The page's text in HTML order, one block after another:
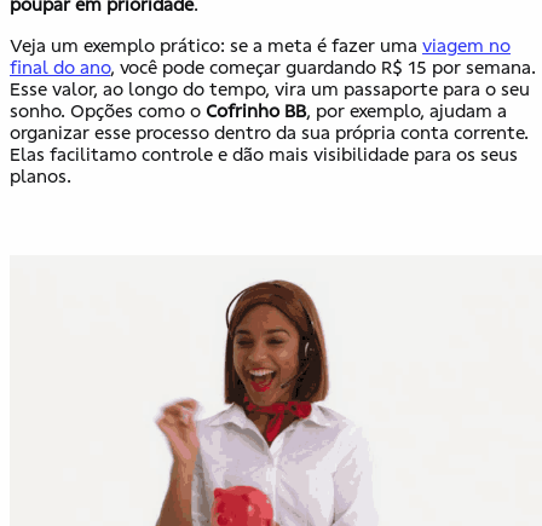
poupar em prioridade.
Veja um exemplo prático: se a meta é fazer uma viagem no
final do ano, você pode começar guardando R$ 15 por semana.
Esse valor, ao longo do tempo, vira um passaporte para o seu
sonho. Opções como o Cofrinho BB, por exemplo, ajudam a
organizar esse processo dentro da sua própria conta corrente.
Elas facilitamo controle e dão mais visibilidade para os seus
planos.